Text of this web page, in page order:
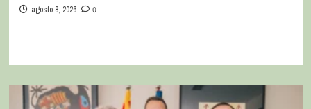
agosto 8, 2026 0